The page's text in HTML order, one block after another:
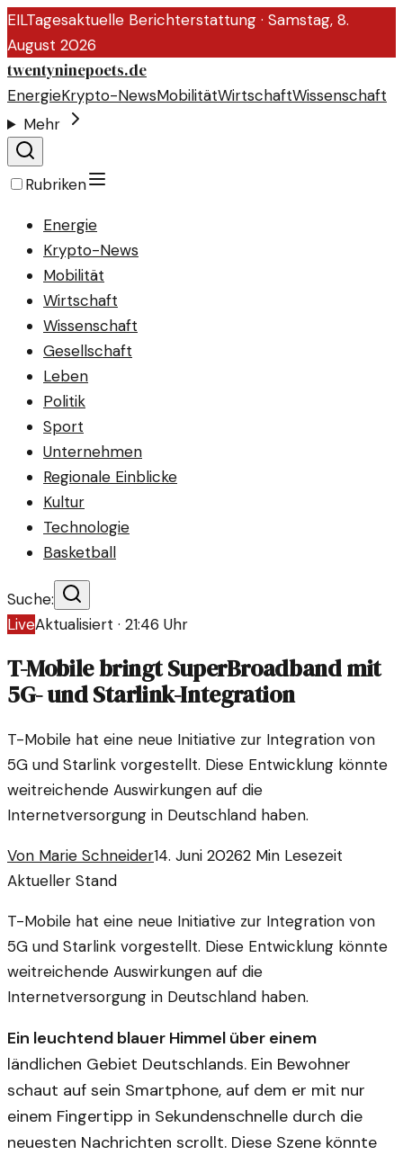
EILTagesaktuelle Berichterstattung · Samstag, 8.
August 2026
twentyninepoets.de
EnergieKrypto-NewsMobilitätWirtschaftWissenschaft
Mehr
Rubriken
Energie
Krypto-News
Mobilität
Wirtschaft
Wissenschaft
Gesellschaft
Leben
Politik
Sport
Unternehmen
Regionale Einblicke
Kultur
Technologie
Basketball
Suche:
LiveAktualisiert · 21:46 Uhr
T-Mobile bringt SuperBroadband mit
5G- und Starlink-Integration
T-Mobile hat eine neue Initiative zur Integration von
5G und Starlink vorgestellt. Diese Entwicklung könnte
weitreichende Auswirkungen auf die
Internetversorgung in Deutschland haben.
Von Marie Schneider14. Juni 20262 Min Lesezeit
Aktueller Stand
T-Mobile hat eine neue Initiative zur Integration von
5G und Starlink vorgestellt. Diese Entwicklung könnte
weitreichende Auswirkungen auf die
Internetversorgung in Deutschland haben.
Ein leuchtend blauer Himmel über einem
ländlichen Gebiet Deutschlands. Ein Bewohner
schaut auf sein Smartphone, auf dem er mit nur
einem Fingertipp in Sekundenschnelle durch die
neuesten Nachrichten scrollt. Diese Szene könnte